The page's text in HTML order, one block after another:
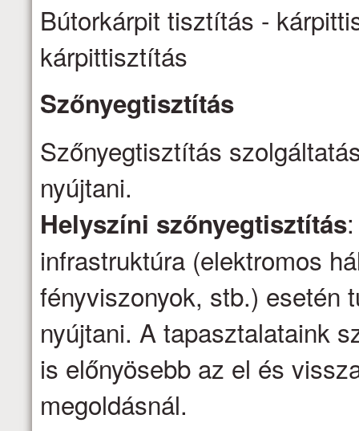
Bútorkárpit tisztítás -
kárpittisztítás
Szőnyegtisztítás
Szőnyegtisztítás
nyújtani.
Helyszíni szőnyegtisztítás
infrastruktúra (elektromos
fényviszonyok, stb.) esetén
nyújtani. A tapasztalataink
is előnyösebb az el és
megoldásnál.